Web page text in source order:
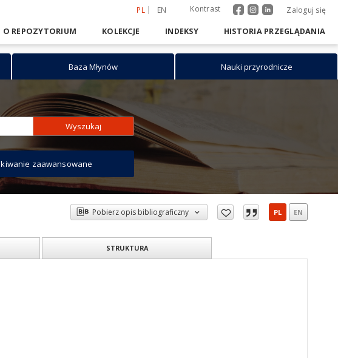
PL EN Kontrast Zaloguj się
O REPOZYTORIUM KOLEKCJE INDEKSY HISTORIA PRZEGLĄDANIA
Baza Młynów Nauki przyrodnicze
Wyszukaj
zaawansowane
Pobierz opis bibliograficzny PL EN
STRUKTURA